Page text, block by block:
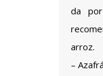
da
arroz.
–